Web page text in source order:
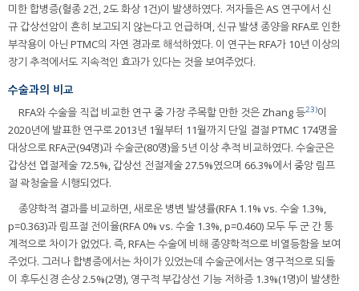
미한 합병증(혈종 2건, 2도 화상 1건)이 발생하였다. 저자들은 AS 연구에서 신
규 갑상선암이 흔히 보고되지 않는다고 언급하며, 신규 발생 종양을 RFA로 인한
부작용이 아닌 PTMC의 자연 경과로 해석하였다. 이 연구는 RFA가 10년 이상의
장기 추적에서도 지속적인 효과가 있다는 것을 보여주었다.
수술과의 비교
RFA와 수술을 직접 비교한 연구 중 가장 주목할 만한 것은 Zhang 등23)이
2020년에 발표한 연구로 2013년 1월부터 11월까지 단일 결절 PTMC 174명을
대상으로 RFA군(94명)과 수술군(80명)을 5년 이상 추적 비교하였다. 수술군은
갑상선 엽절제술 72.5%, 갑상선 전절제술 27.5%였으며 66.3%에서 중앙 림프
절 곽청술을 시행되었다.
종양학적 결과를 비교하면, 새로운 병변 발생률(RFA 1.1% vs. 수술 1.3%,
p=0.363)과 림프절 전이율(RFA 0% vs. 수술 1.3%, p=0.460) 모두 두 군 간 통
계적으로 차이가 없었다. 즉, RFA는 수술에 비해 종양학적으로 비열등함을 보여
주었다. 그러나 합병증에서는 차이가 있었는데 수술군에서는 영구적으로 되돌
이 후두신경 손상 2.5%(2명), 영구적 부갑상선 기능 저하증 1.3%(1명)이 발생한